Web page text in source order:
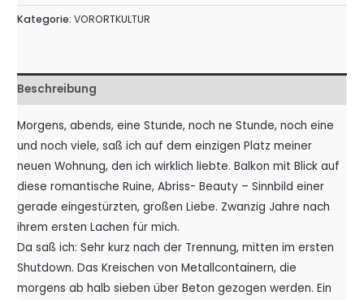
Kategorie:VORORTKULTUR
Beschreibung
Morgens, abends, eine Stunde, noch ne Stunde, noch eine
und noch viele, saß ich auf dem einzigen Platz meiner
neuen Wohnung, den ich wirklich liebte. Balkon mit Blick auf
diese romantische Ruine, Abriss- Beauty – Sinnbild einer
gerade eingestürzten, großen Liebe. Zwanzig Jahre nach
ihrem ersten Lachen für mich.
Da saß ich: Sehr kurz nach der Trennung, mitten im ersten
Shutdown. Das Kreischen von Metallcontainern, die
morgens ab halb sieben über Beton gezogen werden. Ein